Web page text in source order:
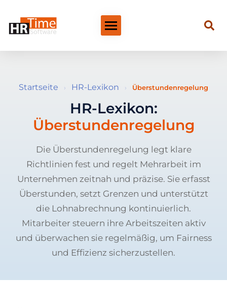
Startseite › HR-Lexikon › Überstundenregelung
HR-Lexikon:
Überstundenregelung
Die Überstundenregelung legt klare
Richtlinien fest und regelt Mehrarbeit im
Unternehmen zeitnah und präzise. Sie erfasst
Überstunden, setzt Grenzen und unterstützt
die Lohnabrechnung kontinuierlich.
Mitarbeiter steuern ihre Arbeitszeiten aktiv
und überwachen sie regelmäßig, um Fairness
und Effizienz sicherzustellen.